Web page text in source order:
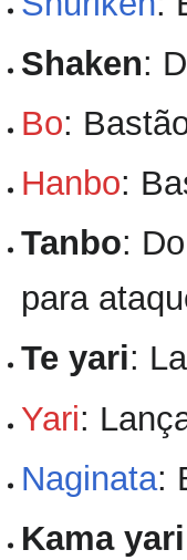
Shaken:
Bo:
Hanbo:
Tanbo:
para
Te yari:
Yari:
Naginata:
Kama yari